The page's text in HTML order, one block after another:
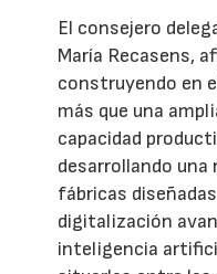
El consejero
María Recasens,
construyendo en
más que una
capacidad
desarrollando una
fábricas
digitalización
inteligencia